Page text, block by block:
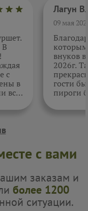
В
с
в
все
09 мая
внуков
2026г.
гости
пироги
с вами
заказам и
более 1200
ситуации.